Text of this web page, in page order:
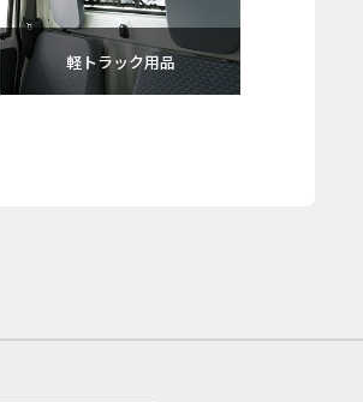
軽トラック用品